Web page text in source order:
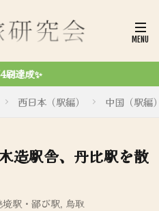
西日本（駅編） 中国（駅編
造駅舎、丹比駅を散
境駅・鄙び駅, 鳥取